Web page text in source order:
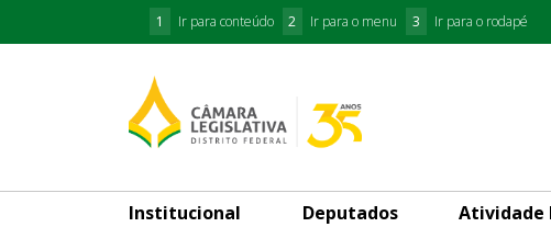
1 Ir para conteúdo 2 Ir para o menu 3 Ir para o rodapé
Institucional Deputados Atividade